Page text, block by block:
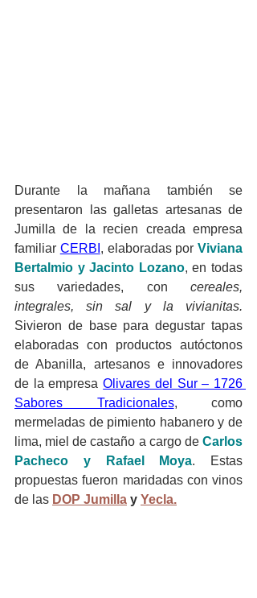
Durante la mañana también se
presentaron las galletas artesanas de
Jumilla de la recien creada empresa
familiar CERBI , elaboradas por Viviana
Bertalmio y Jacinto Lozano, en todas
sus variedades, con cereales,
integrales, sin sal y la vivianitas.
Sivieron de base para degustar tapas
elaboradas con productos autóctonos
de Abanilla, artesanos e innovadores
de la empresa Olivares del Sur – 1726
Sabores Tradicionales, como
mermeladas de pimiento habanero y de
lima, miel de castaño a cargo de Carlos
Pacheco y
Rafael Moya. Estas
propuestas fueron maridadas con vinos
de las DOP Jumilla y Yecla.